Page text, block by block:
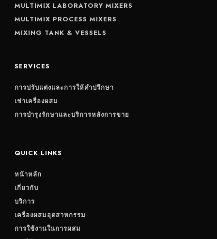
MULTIMIX LABORATORY MIXERS
MULTIMIX PROCESS MIXERS
MIXING TANK & VESSELS
SERVICES
การปรับแต่งและการให้คำปรึกษา
เช่าเครื่องผสม
การบำรุงรักษาและบริการหลังการขาย
QUICK LINKS
หน้าหลัก
เกี่ยวกับ
บริการ
เครื่องผสมอุตสาหกรรม
การใช้งานในการผสม